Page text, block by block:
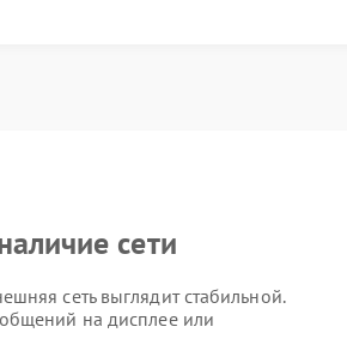
сети
сеть выглядит стабильной.
на дисплее или